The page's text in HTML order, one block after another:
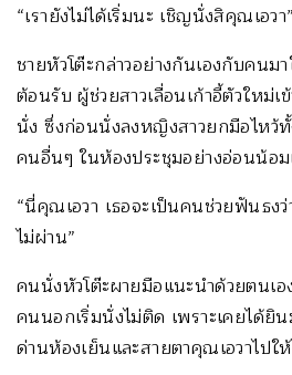
“เรายังไม่ได้เริ่มนะ เชิญนั่งสิคุณเอวา”
ชายหัวโต๊ะกล่าวอย่างกันเองกับคน
ต้อนรับ ผู้ช่วยสาวเลื่อนเก้าอี้ตัวใหม่
นั่ง ซึ่งก่อนนั่งลงหญิงสาวยกมือไหว้
คนอื่นๆ ในห้องประชุมอย่างอ่อนน้อ
“นี่คุณเอวา เธอจะเป็นคนช่วยฟันธง
ไม่ผ่าน”
คนนั่งหัวโต๊ะผายมือแนะนำด้วยตนเอ
คนนอกเริ่มนั่งไม่ติด เพราะเคยได้ยิ
ด่านห้องเย็นและสายตาคุณเอวาไป